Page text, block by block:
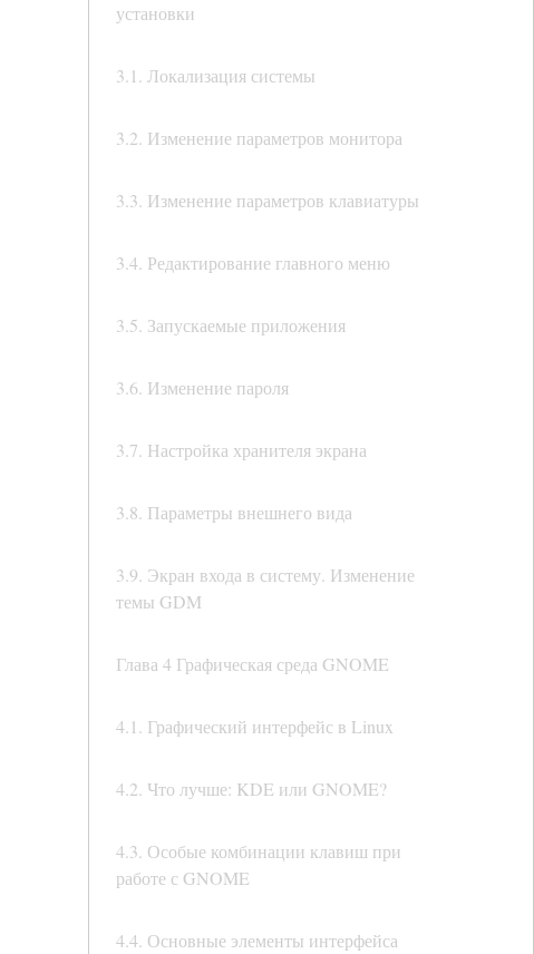
установки
3.1. Локализация системы
3.2. Изменение параметров монитора
3.3. Изменение параметров клавиатуры
3.4. Редактирование главного меню
3.5. Запускаемые приложения
3.6. Изменение пароля
3.7. Настройка хранителя экрана
3.8. Параметры внешнего вида
3.9. Экран входа в систему. Изменение
темы GDM
Глава 4 Графическая среда GNOME
4.1. Графический интерфейс в Linux
4.2. Что лучше: KDE или GNOME?
4.3. Особые комбинации клавиш при
работе с GNOME
4.4. Основные элементы интерфейса